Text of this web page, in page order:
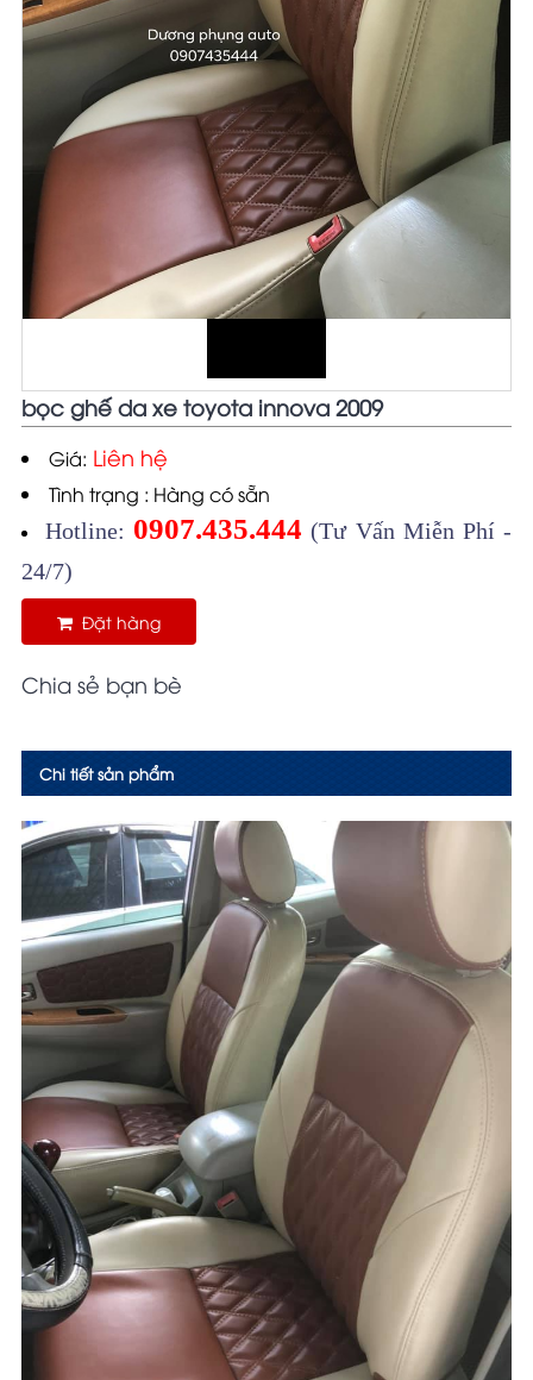
bọc ghế da xe toyota innova 2009
Giá: Liên hệ
Tình trạng : Hàng có sẵn
Hotline: 0907.435.444 (Tư Vấn Miễn Phí -
24/7)
Đặt hàng
Chia sẻ bạn bè
Chi tiết sản phẩm